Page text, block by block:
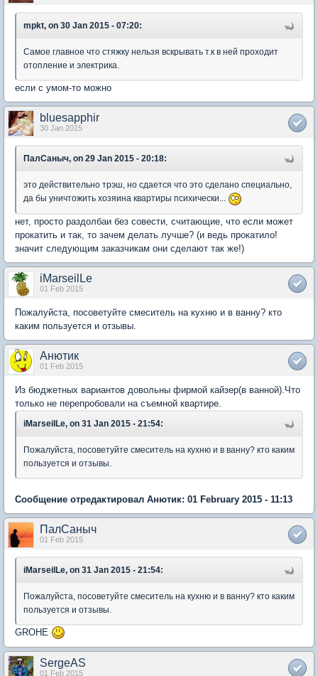
mpkt, on 30 Jan 2015 - 07:20:
Самое главное что стяжку нельзя вскрывать т.к в ней проходит
отопление и электрика.
если с умом-то можно
bluesapphir
30 Jan 2015
ПалСаныч, on 29 Jan 2015 - 20:18:
это действительно трэш, но сдается что это сделано специально,
да бы уничтожить хозяина квартиры психически...
нет, просто раздолбаи без совести, считающие, что если может
прокатить и так, то зачем делать лучше? (и ведь прокатило!
значит следующим заказчикам они сделают так же!)
iMarseilLe
01 Feb 2015
Пожалуйста, посоветуйте смеситель на кухню и в ванну? кто
каким пользуется и отзывы.
Анютик
01 Feb 2015
Из бюджетных вариантов довольны фирмой кайзер(в ванной).Что
только не перепробовали на съемной квартире.
iMarseilLe, on 31 Jan 2015 - 21:54:
Пожалуйста, посоветуйте смеситель на кухню и в ванну? кто каким
пользуется и отзывы.
Сообщение отредактировал Анютик: 01 February 2015 - 11:13
ПалСаныч
01 Feb 2015
iMarseilLe, on 31 Jan 2015 - 21:54:
Пожалуйста, посоветуйте смеситель на кухню и в ванну? кто каким
пользуется и отзывы.
GROHE
SergeAS
01 Feb 2015